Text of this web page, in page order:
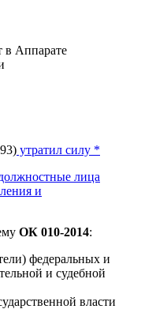
в Аппарате
утратил силу *
лица
и
ОК 010-2014:
федеральных и
и судебной
власти